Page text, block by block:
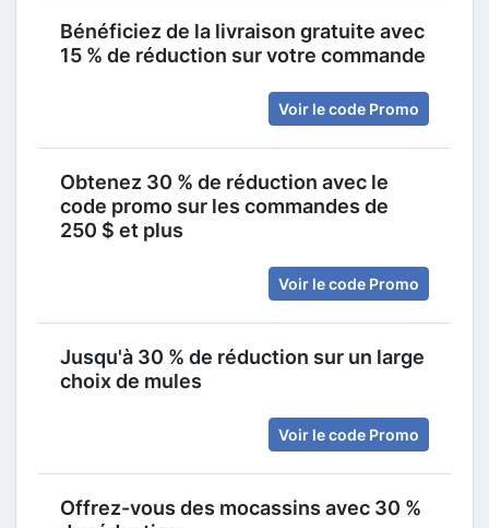
Bénéficiez de la livraison gratuite avec
15 % de réduction sur votre commande
Voir le code Promo
Obtenez 30 % de réduction avec le
code promo sur les commandes de
250 $ et plus
Voir le code Promo
Jusqu'à 30 % de réduction sur un large
choix de mules
Voir le code Promo
Offrez-vous des mocassins avec 30 %